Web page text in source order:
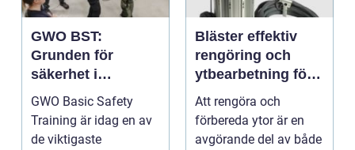
GWO BST:
Grunden för
säkerhet i
vindkraftsbransch
en
GWO Basic Safety
Training är idag en av
de viktigaste
Bläster effektiv
rengöring och
ytbearbetning för
proffs och
hantverkare
Att rengöra och
förbereda ytor är en
avgörande del av både